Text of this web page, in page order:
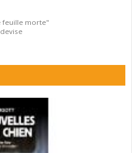
feuille morte"